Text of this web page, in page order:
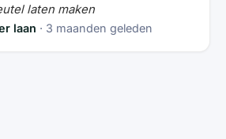
laten maken
laan · 3 maanden geleden